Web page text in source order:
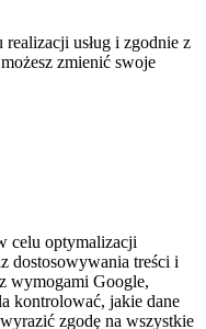
usług i zgodnie z
zmienić swoje
celu optymalizacji
dostosowywania treści i
wymogami Google,
kontrolować, jakie dane
zgodę na wszystkie